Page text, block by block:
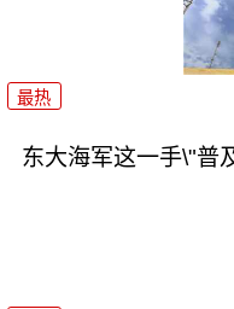
最热
东大海军这一手\"普